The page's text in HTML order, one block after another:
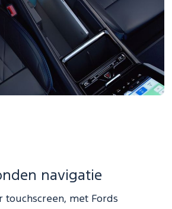
navigatie
touchscreen, met Fords